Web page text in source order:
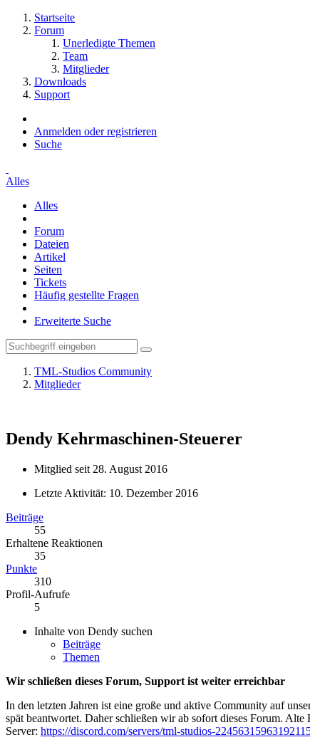
Startseite
Forum
Unerledigte Themen
Team
Mitglieder
Downloads
Support
Anmelden oder registrieren
Suche
Alles
Alles
Forum
Dateien
Artikel
Seiten
Tickets
Häufig gestellte Fragen
Erweiterte Suche
TML-Studios Community
Mitglieder
Dendy Kehrmaschinen-Steuerer
Mitglied seit 28. August 2016
Letzte Aktivität: 10. Dezember 2016
Beiträge
55
Erhaltene Reaktionen
35
Punkte
310
Profil-Aufrufe
5
Inhalte von Dendy suchen
Beiträge
Themen
Wir schließen dieses Forum, Support ist weiter erreichbar
In den letzten Jahren ist eine große und aktive Community auf
spät beantwortet. Daher schließen wir ab sofort dieses Forum.
Server: https://discord.com/servers/tml-studios-